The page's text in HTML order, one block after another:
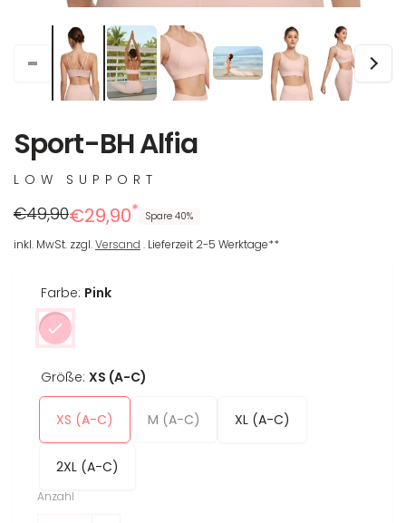
Sport-BH Alfia
LOW SUPPORT
Regulärer
Preis
€49,90
Reduzierter
Preis
€29,90* Spare 40%
inkl. MwSt. zzgl.Versand . Lieferzeit 2-5 Werktage**
Farbe: Pink
Größe: XS (A-C)
XS (A-C) M (A-C) XL (A-C)
2XL (A-C)
Anzahl